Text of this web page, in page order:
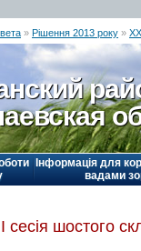
» Рішення 2013 року »
Інформація для
вадами
сесія шостого